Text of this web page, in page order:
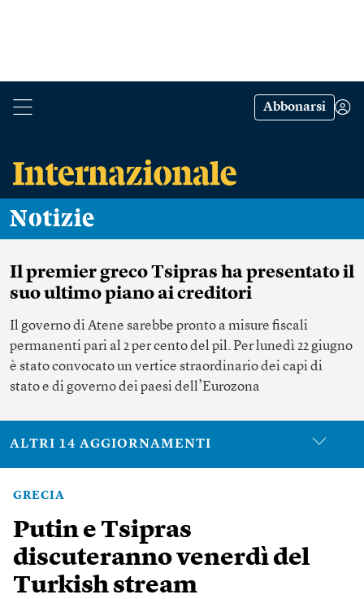
Abbonarsi
Notizie
Il premier greco Tsipras ha presentato il
suo ultimo piano ai creditori
Il governo di Atene sarebbe pronto a misure fiscali
permanenti pari al 2 per cento del pil. Per lunedì 22 giugno
è stato convocato un vertice straordinario dei capi di
stato e di governo dei paesi dell’Eurozona
ALTRI 14 AGGIORNAMENTI
GRECIA
Putin e Tsipras
discuteranno venerdì del
Turkish stream